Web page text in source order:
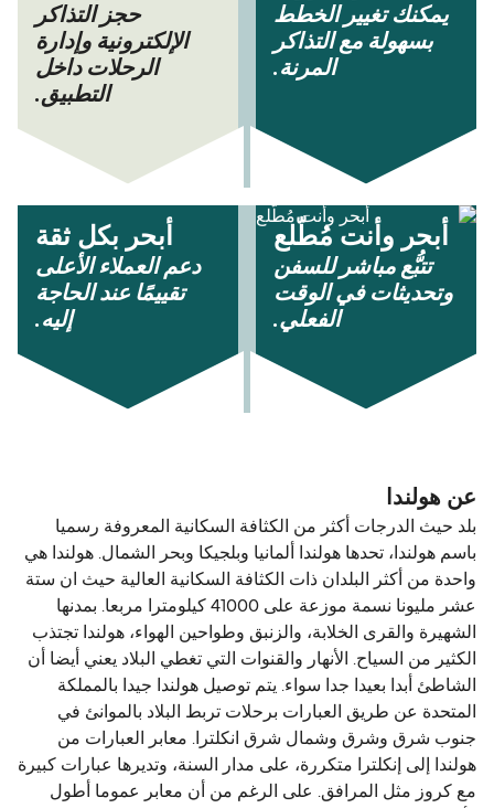
يمكنك تغيير الخطط
بسهولة مع التذاكر
المرنة.
حجز التذاكر
الإلكترونية وإدارة
الرحلات داخل
التطبيق.
أبحر وأنت مُطّلع
تتبُّع مباشر للسفن
وتحديثات في الوقت
الفعلي.
أبحر بكل ثقة
دعم العملاء الأعلى
تقييمًا عند الحاجة
إليه.
عن هولندا
بلد حيث الدرجات أكثر من الكثافة السكانية المعروفة رسميا
باسم هولندا، تحدها هولندا ألمانيا وبلجيكا وبحر الشمال. هولندا هي
واحدة من أكثر البلدان ذات الكثافة السكانية العالية حيث ان ستة
عشر مليونا نسمة موزعة على 41000 كيلومترا مربعا. بمدنها
الشهيرة والقرى الخلابة، والزنبق وطواحين الهواء، هولندا تجتذب
الكثير من السياح. الأنهار والقنوات التي تغطي البلاد يعني أيضا أن
الشاطئ أبدا بعيدا جدا سواء. يتم توصيل هولندا جيدا بالمملكة
المتحدة عن طريق العبارات برحلات تربط البلاد بالموانئ في
جنوب شرق وشرق وشمال شرق انكلترا. معابر العبارات من
هولندا إلى إنكلترا متكررة، على مدار السنة، وتديرها عبارات كبيرة
مع كروز مثل المرافق. على الرغم من أن معابر عموما أطول